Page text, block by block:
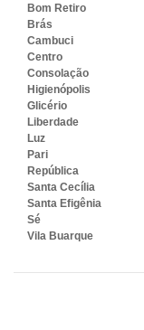
Bom Retiro
Brás
Cambuci
Centro
Consolação
Higienópolis
Glicério
Liberdade
Luz
Pari
República
Santa Cecília
Santa Efigênia
Sé
Vila Buarque